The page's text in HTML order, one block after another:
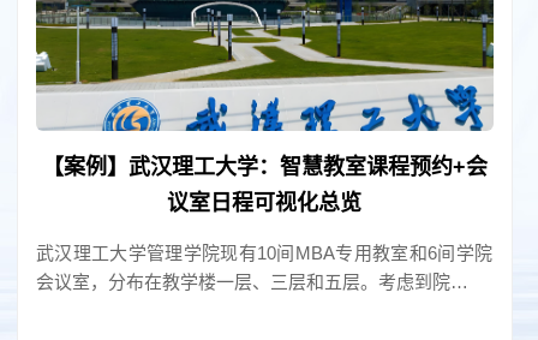
【案例】爱玛集团：飞书联动预约智能锁+电子
门牌实现总部大楼智慧预约
爱玛科技集团股份有限公司2025年8月迁入位于天津静海
高新产业园的新总部大楼。图 会议室电子门牌联动…